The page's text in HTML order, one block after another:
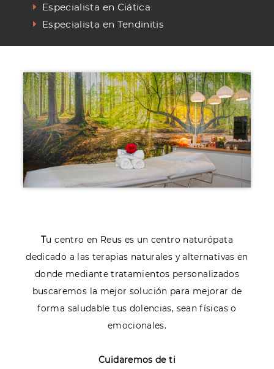
Especialista en Ciática
Especialista en Tendinitis
Tu centro en Reus es un centro naturópata
dedicado a las terapias naturales y alternativas en
donde mediante tratamientos personalizados
buscaremos la mejor solución para mejorar de
forma saludable tus dolencias, sean físicas o
emocionales.
Cuidaremos de ti